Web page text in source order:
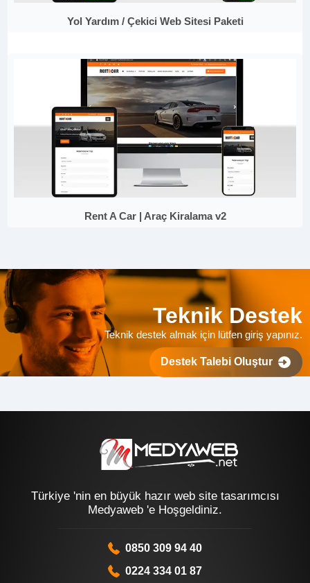
Yol Yardım / Çekici Web Sitesi Paketi
Rent A Car | Araç Kiralama v2
Teknik Destek
Teknik destek almak için lütfen giriş yapınız.
Destek Talebi Oluştur
Türkiye 'nin en büyük hazır web site tasarımcısı
Medyaweb 'e Hoşgeldiniz.
0850 309 94 40
0224 334 01 87